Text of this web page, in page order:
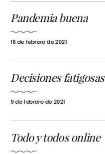
Pandemia buena
16 de febrero de 2021
Decisiones fatigosas
9 de febrero de 2021
Todo y todos online